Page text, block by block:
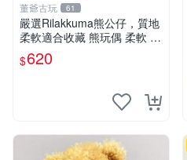
董爺古玩 61
嚴選Rilakkuma熊公仔，質地
柔軟適合收藏 熊玩偶 柔軟 公
仔 收藏
$620